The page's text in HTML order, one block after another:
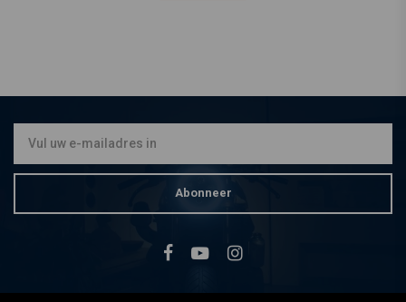
Abonneer